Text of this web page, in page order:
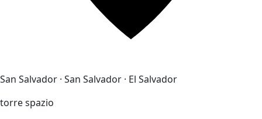
San Salvador · San Salvador · El Salvador
torre spazio